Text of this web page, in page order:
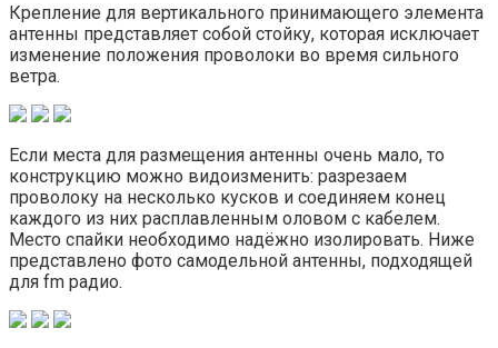
Крепление для вертикального принимающего элемента
антенны представляет собой стойку, которая исключает
изменение положения проволоки во время сильного
ветра.
Если места для размещения антенны очень мало, то
конструкцию можно видоизменить: разрезаем
проволоку на несколько кусков и соединяем конец
каждого из них расплавленным оловом с кабелем.
Место спайки необходимо надёжно изолировать. Ниже
представлено фото самодельной антенны, подходящей
для fm радио.